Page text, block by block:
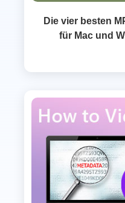
Die vier besten
für Mac und